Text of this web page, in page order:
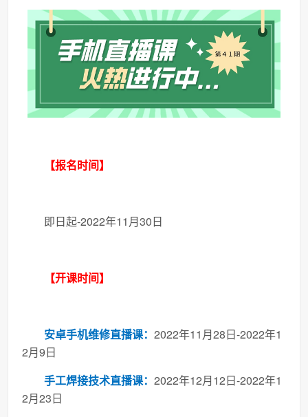
【报名时间】
即日起-2022年11月30日
【开课时间】
安卓手机维修直播课：2022年11月28日-2022年1
2月9日
手工焊接技术直播课：2022年12月12日-2022年1
2月23日